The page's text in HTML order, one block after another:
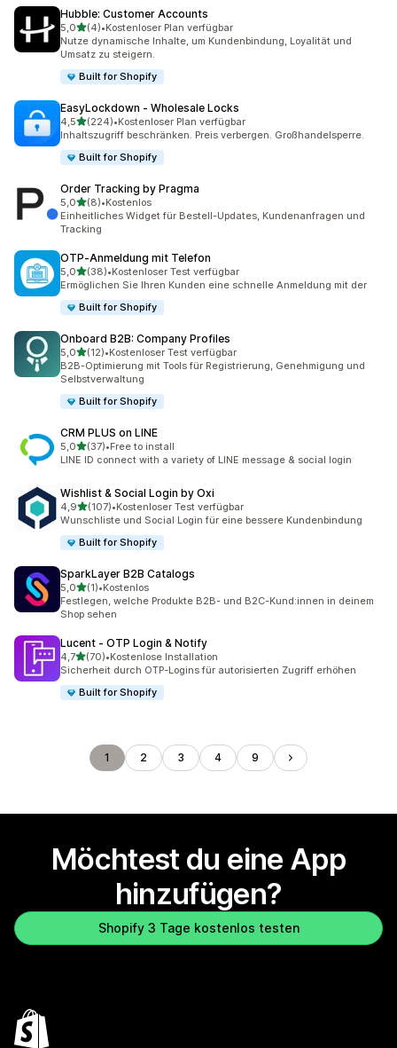
Hubble: Customer Accounts
5,0von 5 Sternen
(4)
4 Rezensionen insgesamt
•Kostenloser Plan verfügbar
Nutze dynamische Inhalte, um Kundenbindung, Loyalität und
Umsatz zu steigern.
Built for Shopify
EasyLockdown ‑ Wholesale Locks
4,5von 5 Sternen
(224)
224 Rezensionen insgesamt
•Kostenloser Plan verfügbar
Inhaltszugriff beschränken. Preis verbergen. Großhandelsperre.
Built for Shopify
Order Tracking by Pragma
5,0von 5 Sternen
(8)
8 Rezensionen insgesamt
•Kostenlos
Einheitliches Widget für Bestell-Updates, Kundenanfragen und
Tracking
OTP‑Anmeldung mit Telefon
5,0von 5 Sternen
(38)
38 Rezensionen insgesamt
•Kostenloser Test verfügbar
Ermöglichen Sie Ihren Kunden eine schnelle Anmeldung mit der
Built for Shopify
Onboard B2B: Company Profiles
5,0von 5 Sternen
(12)
12 Rezensionen insgesamt
•Kostenloser Test verfügbar
B2B-Optimierung mit Tools für Registrierung, Genehmigung und
Selbstverwaltung
Built for Shopify
CRM PLUS on LINE
5,0von 5 Sternen
(37)
37 Rezensionen insgesamt
•Free to install
LINE ID connect with a variety of LINE message & social login
Wishlist & Social Login by Oxi
4,9von 5 Sternen
(107)
107 Rezensionen insgesamt
•Kostenloser Test verfügbar
Wunschliste und Social Login für eine bessere Kundenbindung
Built for Shopify
SparkLayer B2B Catalogs
5,0von 5 Sternen
(1)
1 Rezensionen insgesamt
•Kostenlos
Festlegen, welche Produkte B2B- und B2C-Kund:innen in deinem
Shop sehen
Lucent ‑ OTP Login & Notify
4,7von 5 Sternen
(70)
70 Rezensionen insgesamt
•Kostenlose Installation
Sicherheit durch OTP-Logins für autorisierten Zugriff erhöhen
Built for Shopify
1 2 3 4 9
Möchtest du eine App
hinzufügen?
Shopify 3 Tage kostenlos testen